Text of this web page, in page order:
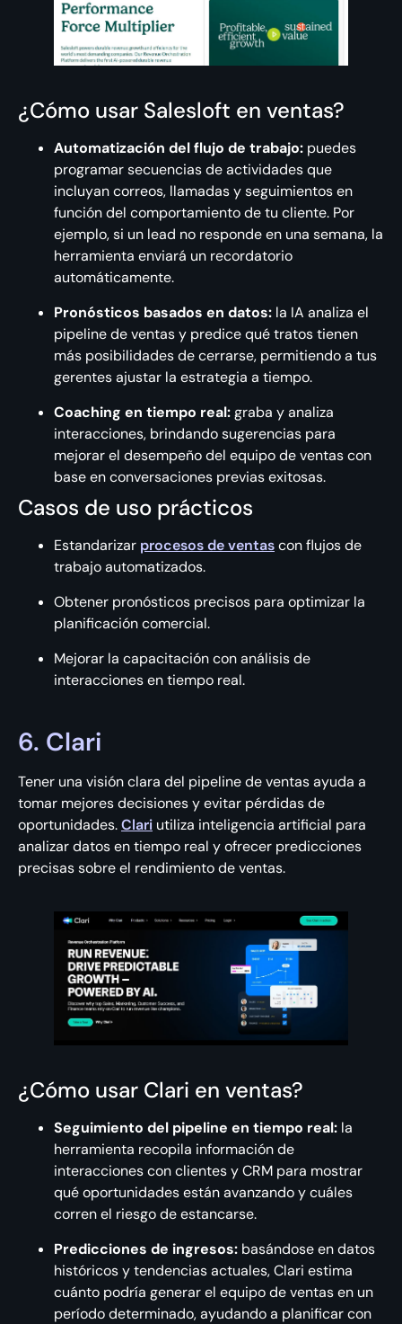
¿Cómo usar Salesloft en ventas?
Automatización del flujo de trabajo: puedes
programar secuencias de actividades que
incluyan correos, llamadas y seguimientos en
función del comportamiento de tu cliente. Por
ejemplo, si un lead no responde en una semana, la
herramienta enviará un recordatorio
automáticamente.
Pronósticos basados en datos: la IA analiza el
pipeline de ventas y predice qué tratos tienen
más posibilidades de cerrarse, permitiendo a tus
gerentes ajustar la estrategia a tiempo.
Coaching en tiempo real:graba y analiza
interacciones, brindando sugerencias para
mejorar el desempeño del equipo de ventas con
base en conversaciones previas exitosas.
Casos de uso prácticos
Estandarizar procesos de ventascon flujos de
trabajo automatizados.
Obtener pronósticos precisos para optimizar la
planificación comercial.
Mejorar la capacitación con análisis de
interacciones en tiempo real.
6. Clari
Tener una visión clara del pipeline de ventas ayuda a
tomar mejores decisiones y evitar pérdidas de
oportunidades.Clari utiliza inteligencia artificial para
analizar datos en tiempo real y ofrecer predicciones
precisas sobre el rendimiento de ventas.
¿Cómo usar Clari en ventas?
Seguimiento del pipeline en tiempo real: la
herramienta recopila información de
interacciones con clientes y CRM para mostrar
qué oportunidades están avanzando y cuáles
corren el riesgo de estancarse.
Predicciones de ingresos: basándose en datos
históricos y tendencias actuales, Clari estima
cuánto podría generar el equipo de ventas en un
período determinado, ayudando a planificar con